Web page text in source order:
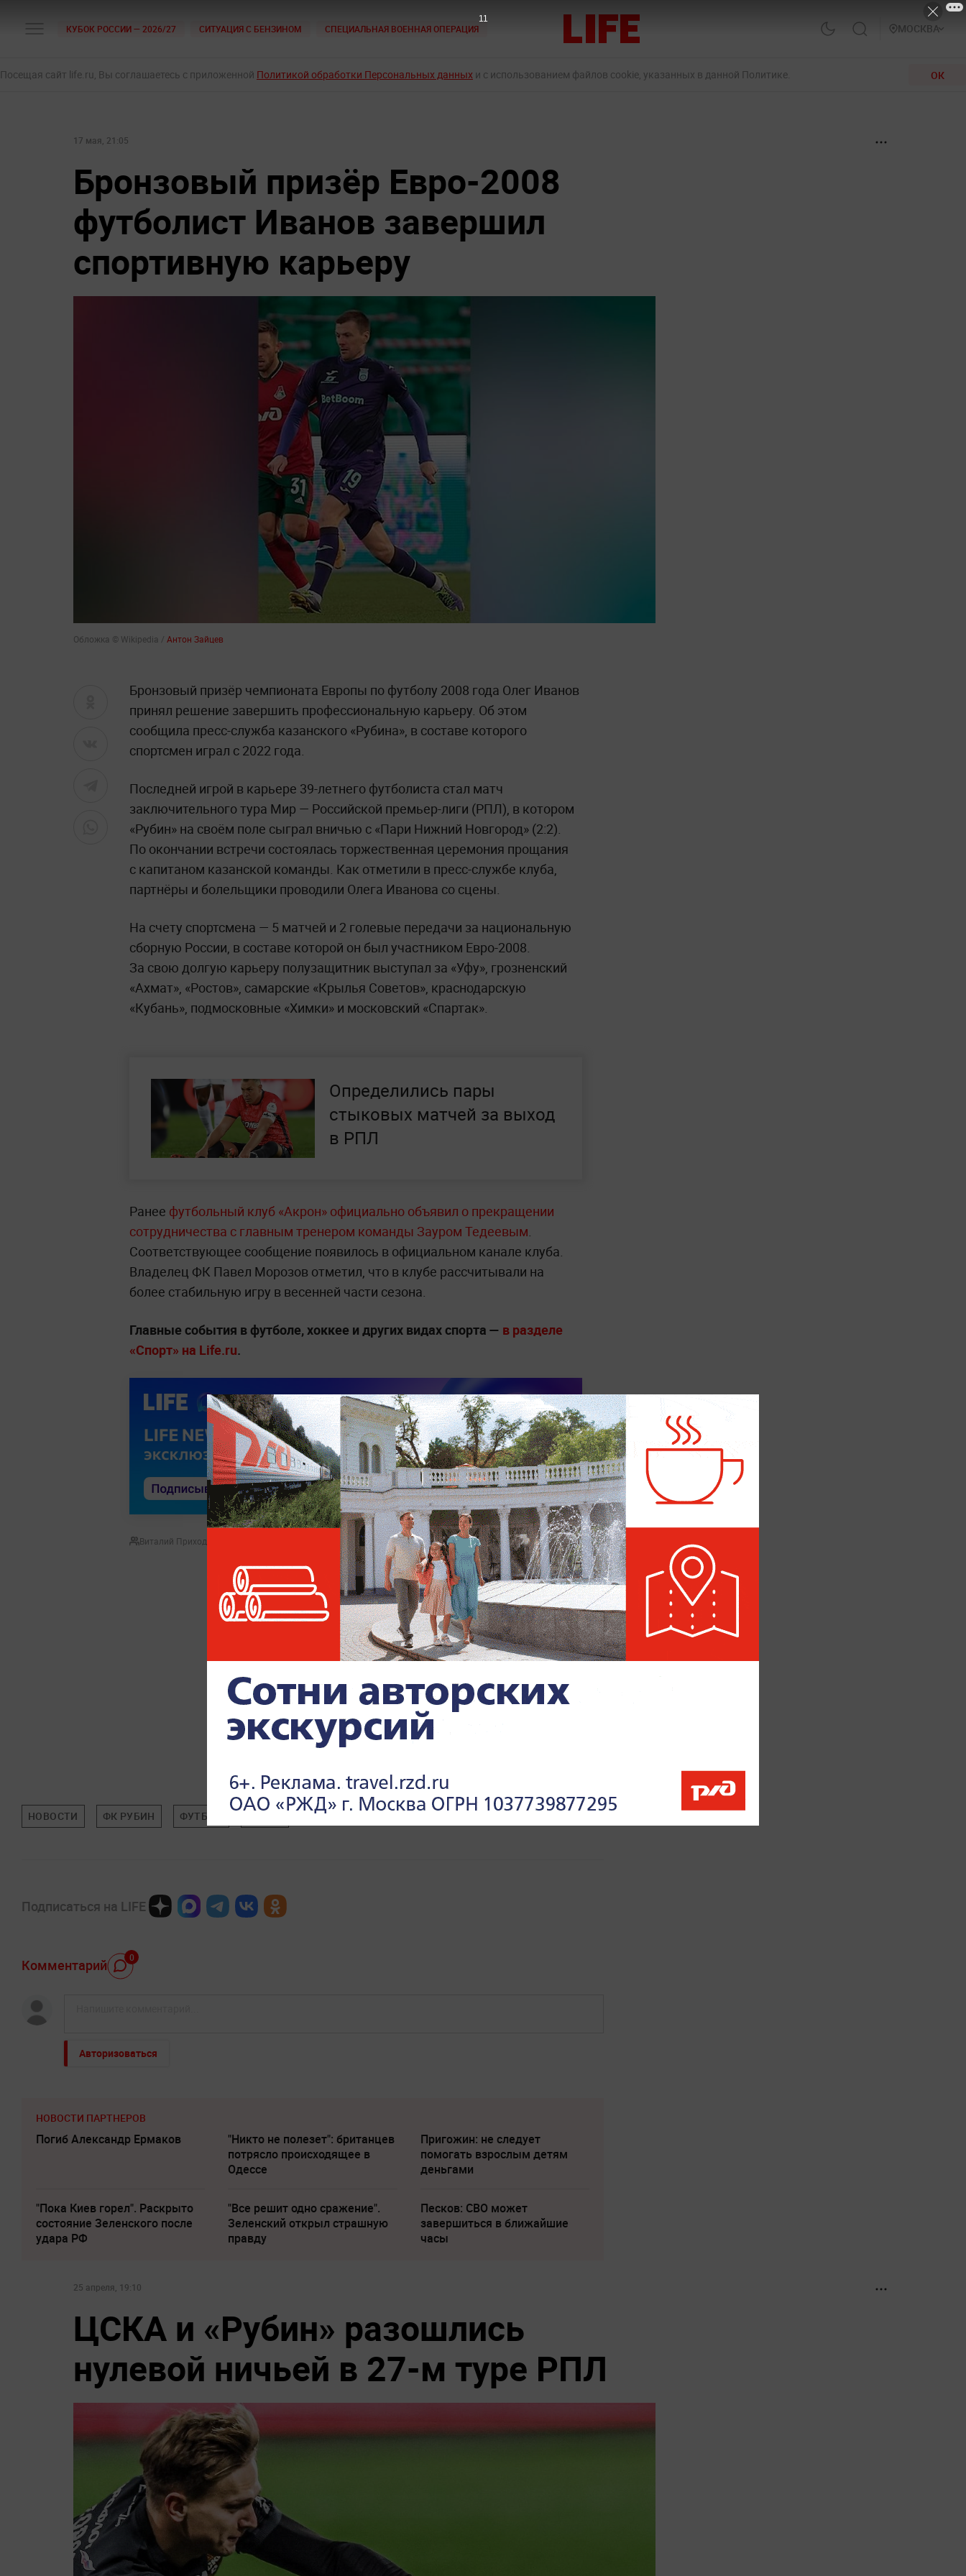
КУБОК РОССИИ — 2026/27 СИТУАЦИЯ С БЕНЗИНОМ СПЕЦИАЛЬНАЯ ВОЕННАЯ ОПЕРАЦИЯ МОСКВА
Посещая сайт life.ru, Вы соглашаетесь с приложенной Политикой обработки Персональных данных и с использованием файлов cookie, указанных в данной Политике. ОК
17 мая, 21:05
Бронзовый призёр Евро-2008
футболист Иванов завершил
спортивную карьеру
Обложка © Wikipedia / Антон Зайцев
Бронзовый призёр чемпионата Европы по футболу 2008 года Олег Иванов
принял решение завершить профессиональную карьеру. Об этом
сообщила пресс-служба казанского «Рубина», в составе которого
спортсмен играл с 2022 года.
Последней игрой в карьере 39-летнего футболиста стал матч
заключительного тура Мир — Российской премьер-лиги (РПЛ), в котором
«Рубин» на своём поле сыграл вничью с «Пари Нижний Новгород» (2:2).
По окончании встречи состоялась торжественная церемония прощания
с капитаном казанской команды. Как отметили в пресс-службе клуба,
партнёры и болельщики проводили Олега Иванова со сцены.
На счету спортсмена — 5 матчей и 2 голевые передачи за национальную
сборную России, в составе которой он был участником Евро-2008.
За свою долгую карьеру полузащитник выступал за «Уфу», грозненский
«Ахмат», «Ростов», самарские «Крылья Советов», краснодарскую
«Кубань», подмосковные «Химки» и московский «Спартак».
Определились пары
стыковых матчей за выход
в РПЛ
Ранее футбольный клуб «Акрон» официально объявил о прекращении
сотрудничества с главным тренером команды Зауром Тедеевым.
Соответствующее сообщение появилось в официальном канале клуба.
Владелец ФК Павел Морозов отметил, что в клубе рассчитывали на
более стабильную игру в весенней части сезона.
Главные события в футболе, хоккее и других видах спорта — в разделе
«Спорт» на Life.ru.
Виталий Приходько
НОВОСТИ ФК РУБИН ФУТБОЛ
Подписаться на LIFE
Комментарий 0
Авторизоваться
НОВОСТИ ПАРТНЕРОВ
Погиб Александр Ермаков
"Никто не полезет": британцев
потрясло происходящее в
Одессе
Пригожин: не следует
помогать взрослым детям
деньгами
"Пока Киев горел". Раскрыто
состояние Зеленского после
удара РФ
"Все решит одно сражение".
Зеленский открыл страшную
правду
Песков: СВО может
завершиться в ближайшие
часы
25 апреля, 19:10
ЦСКА и «Рубин» разошлись
нулевой ничьей в 27-м туре РПЛ
9